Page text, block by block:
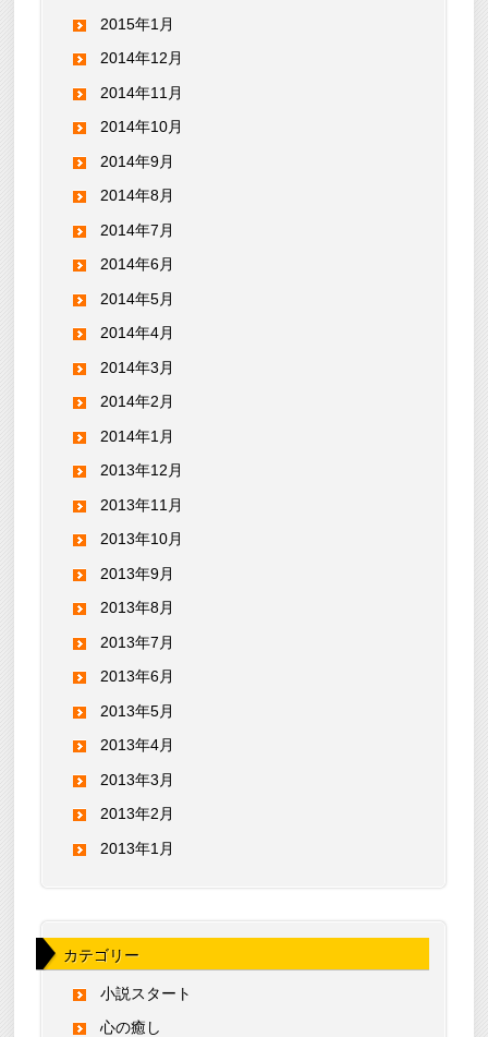
2015年1月
2014年12月
2014年11月
2014年10月
2014年9月
2014年8月
2014年7月
2014年6月
2014年5月
2014年4月
2014年3月
2014年2月
2014年1月
2013年12月
2013年11月
2013年10月
2013年9月
2013年8月
2013年7月
2013年6月
2013年5月
2013年4月
2013年3月
2013年2月
2013年1月
カテゴリー
小説スタート
心の癒し